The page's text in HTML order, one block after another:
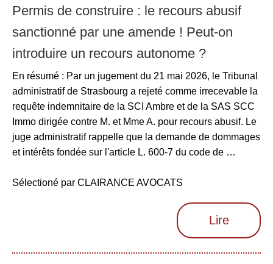
Permis de construire : le recours abusif
sanctionné par une amende ! Peut-on
introduire un recours autonome ?
En résumé : Par un jugement du 21 mai 2026, le Tribunal
administratif de Strasbourg a rejeté comme irrecevable la
requête indemnitaire de la SCI Ambre et de la SAS SCC
Immo dirigée contre M. et Mme A. pour recours abusif. Le
juge administratif rappelle que la demande de dommages
et intérêts fondée sur l'article L. 600-7 du code de …
Sélectioné par CLAIRANCE AVOCATS
Lire